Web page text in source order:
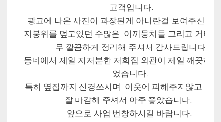
고객입니다.
광고에 나온 사진이 과장된게 아니란걸 보여주신 사
지붕위를 덮고있던 수많은 이끼뭉치들 그리고 거터
무 깔끔하게 정리해 주셔서 감사드립니다.
동네에서 제일 지저분한 저희집 외관이 제일 깨끗하
었습니다.
특히 옆집까지 신경쓰시며 이웃에 피해주지않고 기
잘 마감해 주셔서 아주 좋았습니다.
앞으로 사업 번창하시길 바랍니다.